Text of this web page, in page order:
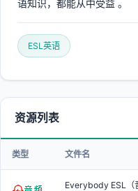
语知识，都能从中受益 。
ESL英语
资源列表
类型 文件名
Everybody ESL（